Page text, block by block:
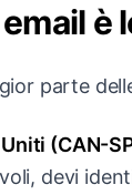
è
parte
(CAN-
devi